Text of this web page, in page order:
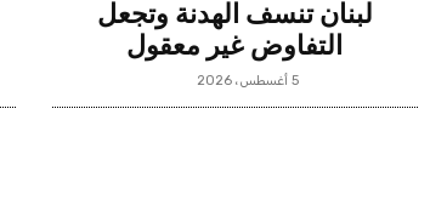
لبنان تنسف الهدنة وتجعل
التفاوض غير معقول
5 أغسطس، 2026